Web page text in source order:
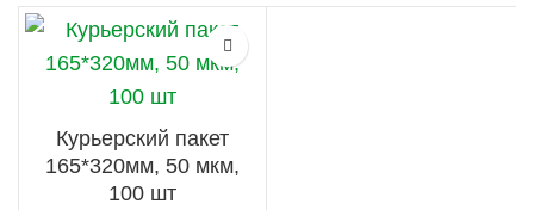
Курьерский пакет
165*320мм, 50 мкм,
100 шт